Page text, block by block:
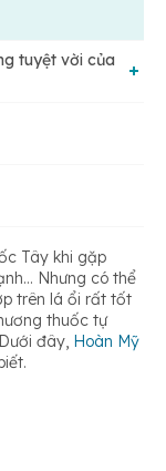
tuyệt vời của
Tây khi gặp
Nhưng có thể
trên lá ổi rất tốt
thuốc tự
Dưới đây, Hoàn Mỹ